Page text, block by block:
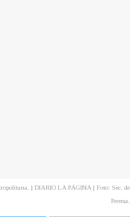
| DIARIO LA PÁGINA | Foto: Sec. de
Prensa.